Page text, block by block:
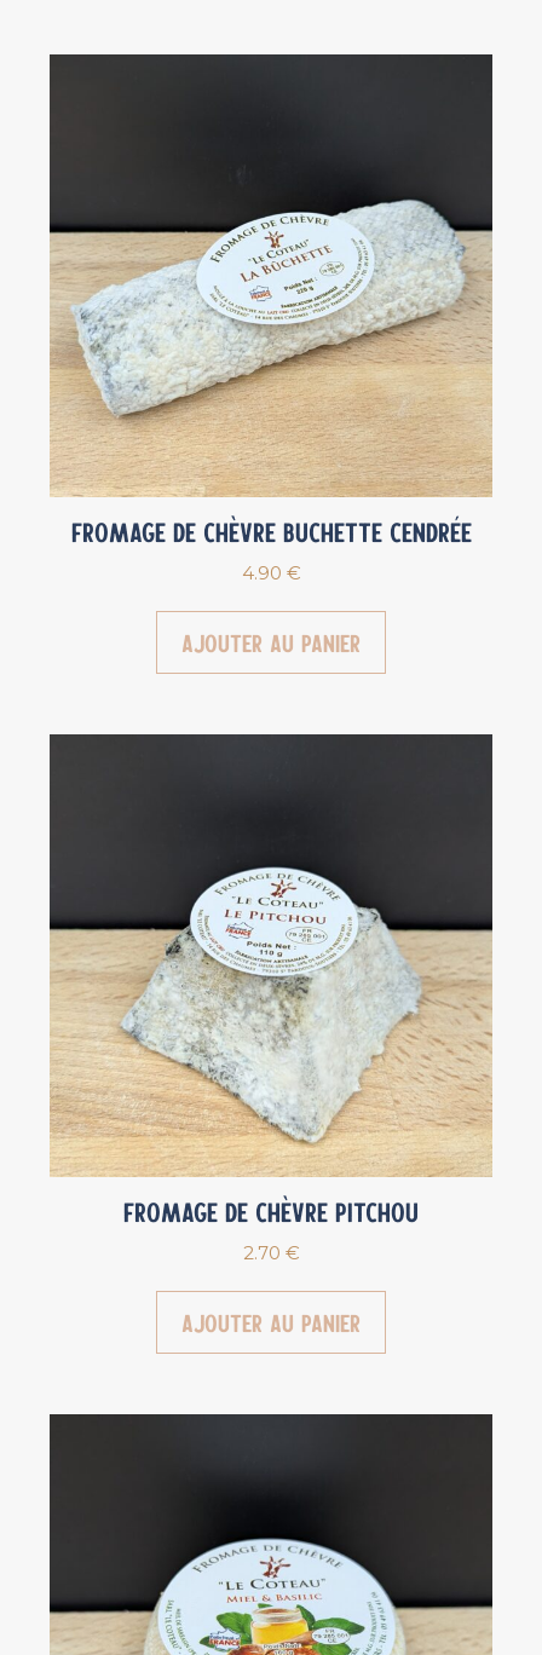
Fromage de chèvre Buchette cendrée
4.90 €
Ajouter au panier
Fromage de chèvre Pitchou
2.70 €
Ajouter au panier